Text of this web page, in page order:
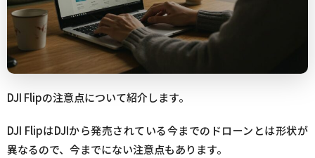
DJI Flipの注意点について紹介します。
DJI FlipはDJIから発売されている今までのドローンとは形状が
異なるので、今までにない注意点もあります。